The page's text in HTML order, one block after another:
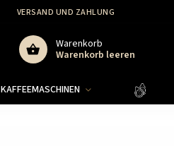
VERSAND UND ZAHLUNG
Warenkorb
Warenkorb leeren
KAFFEEMASCHINEN